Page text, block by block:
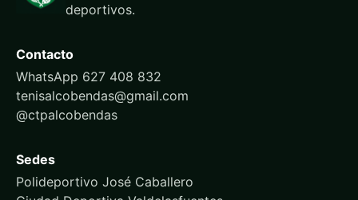
deportivos.
Contacto
WhatsApp 627 408 832
tenisalcobendas@gmail.com
@ctpalcobendas
Sedes
Polideportivo José Caballero